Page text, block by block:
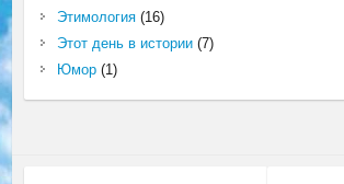
Этимология(16)
Этот день в истории(7)
Юмор(1)